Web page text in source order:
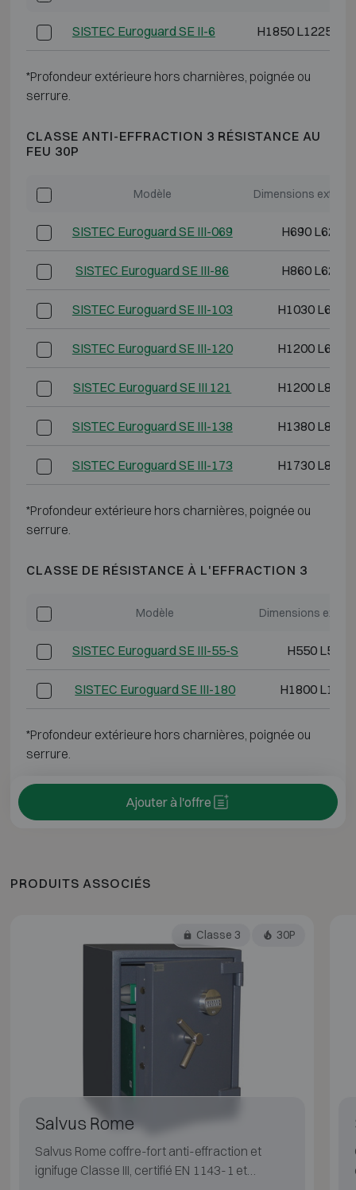
SISTEC Euroguard SE II-6 H1850 L1225
*Profondeur extérieure hors charnières, poignée ou
serrure.
CLASSE ANTI-EFFRACTION 3 RÉSISTANCE AU
FEU 30P
Modèle Dimensions
SISTEC Euroguard SE III-069 H690 L620
SISTEC Euroguard SE III-86 H860 L620
SISTEC Euroguard SE III-103 H1030 L620
SISTEC Euroguard SE III-120 H1200 L620
SISTEC Euroguard SE III 121 H1200 L825
SISTEC Euroguard SE III-138 H1380 L825
SISTEC Euroguard SE III-173 H1730 L825
*Profondeur extérieure hors charnières, poignée ou
serrure.
CLASSE DE RÉSISTANCE À L'EFFRACTION 3
Modèle Dimensions
SISTEC Euroguard SE III-55-S H550 L550
SISTEC Euroguard SE III-180 H1800
*Profondeur extérieure hors charnières, poignée ou
serrure.
Ajouter à l'offre
PRODUITS ASSOCIÉS
Classe 3 30P
Salvus Rome
Salvus Rome coffre-fort anti-effraction et
ignifuge Classe III, certifié EN 1143-1 et